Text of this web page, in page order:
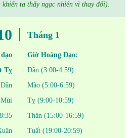
ta thấy ngạc nhiên vì thay đổi).
Tỵ
Tháng 1
Giờ Hoàng Đạo:
Dần (3:00-4:59)
Mão (5:00-6:59)
Tỵ (9:00-10:59)
Thân (15:00-16:59)
Tuất (19:00-20:59)